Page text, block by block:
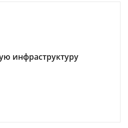
инфраструктуру